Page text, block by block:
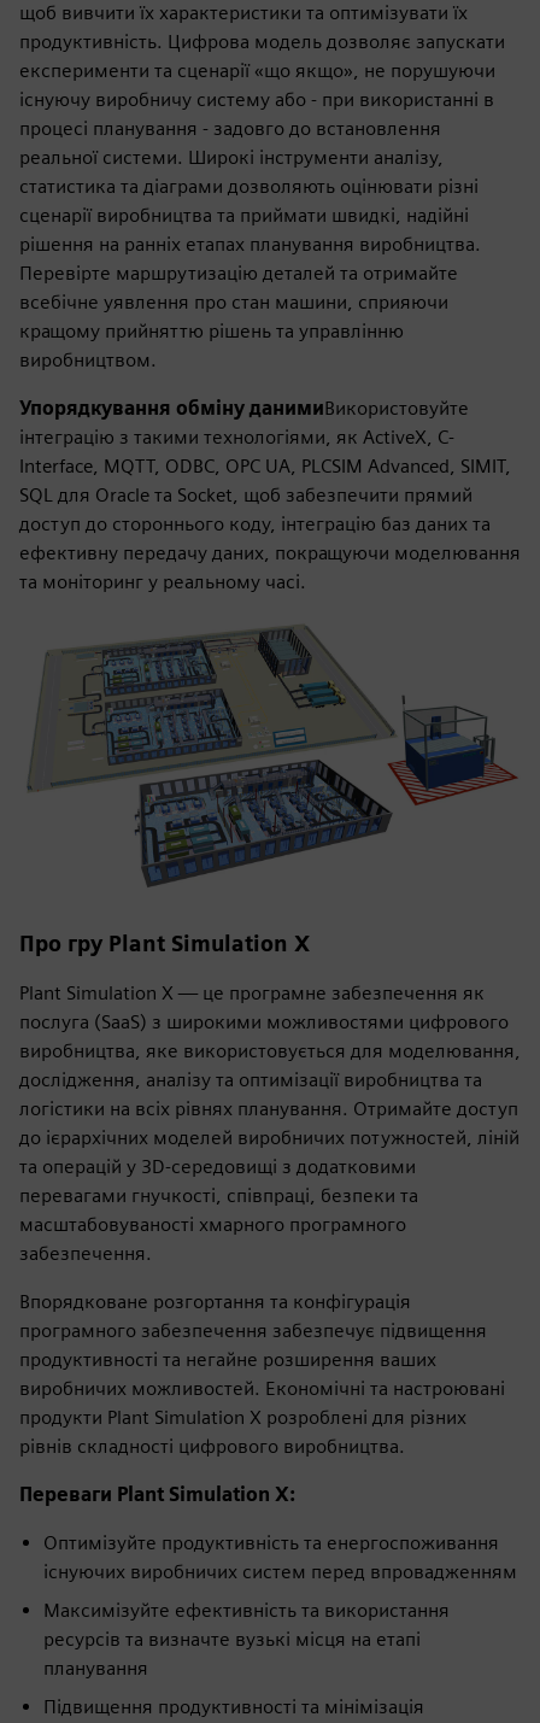
щоб вивчити їх характеристики та оптимізувати їх
продуктивність. Цифрова модель дозволяє запускати
експерименти та сценарії «що якщо», не порушуючи
існуючу виробничу систему або - при використанні в
процесі планування - задовго до встановлення
реальної системи. Широкі інструменти аналізу,
статистика та діаграми дозволяють оцінювати різні
сценарії виробництва та приймати швидкі, надійні
рішення на ранніх етапах планування виробництва.
Перевірте маршрутизацію деталей та отримайте
всебічне уявлення про стан машини, сприяючи
кращому прийняттю рішень та управлінню
виробництвом.
Упорядкування обміну данимиВикористовуйте
інтеграцію з такими технологіями, як ActiveX, C-
Interface, MQTT, ODBC, OPC UA, PLCSIM Advanced, SIMIT,
SQL для Oracle та Socket, щоб забезпечити прямий
доступ до стороннього коду, інтеграцію баз даних та
ефективну передачу даних, покращуючи моделювання
та моніторинг у реальному часі.
Про гру Plant Simulation X
Plant Simulation X — це програмне забезпечення як
послуга (SaaS) з широкими можливостями цифрового
виробництва, яке використовується для моделювання,
дослідження, аналізу та оптимізації виробництва та
логістики на всіх рівнях планування. Отримайте доступ
до ієрархічних моделей виробничих потужностей, ліній
та операцій у 3D-середовищі з додатковими
перевагами гнучкості, співпраці, безпеки та
масштабовуваності хмарного програмного
забезпечення.
Впорядковане розгортання та конфігурація
програмного забезпечення забезпечує підвищення
продуктивності та негайне розширення ваших
виробничих можливостей. Економічні та настроювані
продукти Plant Simulation X розроблені для різних
рівнів складності цифрового виробництва.
Переваги Plant Simulation X:
Оптимізуйте продуктивність та енергоспоживання
існуючих виробничих систем перед впровадженням
Максимізуйте ефективність та використання
ресурсів та визначте вузькі місця на етапі
планування
Підвищення продуктивності та мінімізація